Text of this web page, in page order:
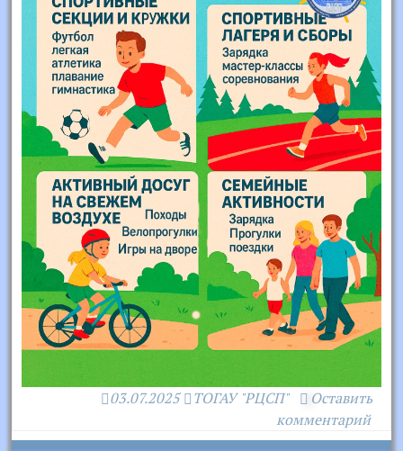
03.07.2025 ТОГАУ "РЦСП"
Оставить
комментарий